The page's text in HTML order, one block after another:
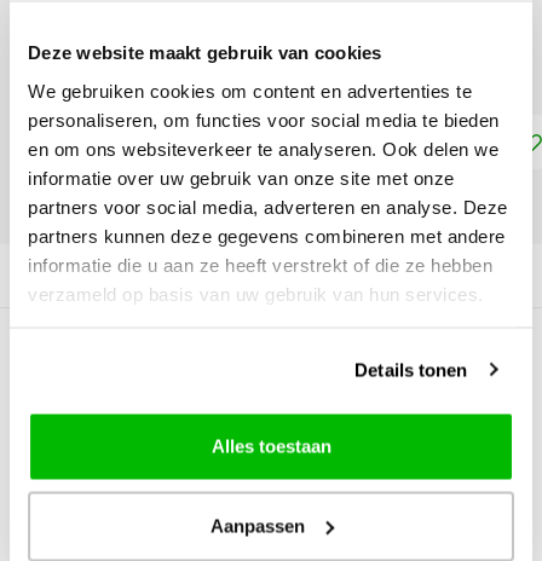
Deze website maakt gebruik van cookies
We gebruiken cookies om content en advertenties te
personaliseren, om functies voor social media te bieden
en om ons websiteverkeer te analyseren. Ook delen we
informatie over uw gebruik van onze site met onze
partners voor social media, adverteren en analyse. Deze
partners kunnen deze gegevens combineren met andere
informatie die u aan ze heeft verstrekt of die ze hebben
verzameld op basis van uw gebruik van hun services.
Details tonen
Alles toestaan
Aanpassen
Geschikt voor vrijwel alle ondergronden!
Toevoegen aan winkelwagen
DELEN:
Productomschrijving
0Reviews